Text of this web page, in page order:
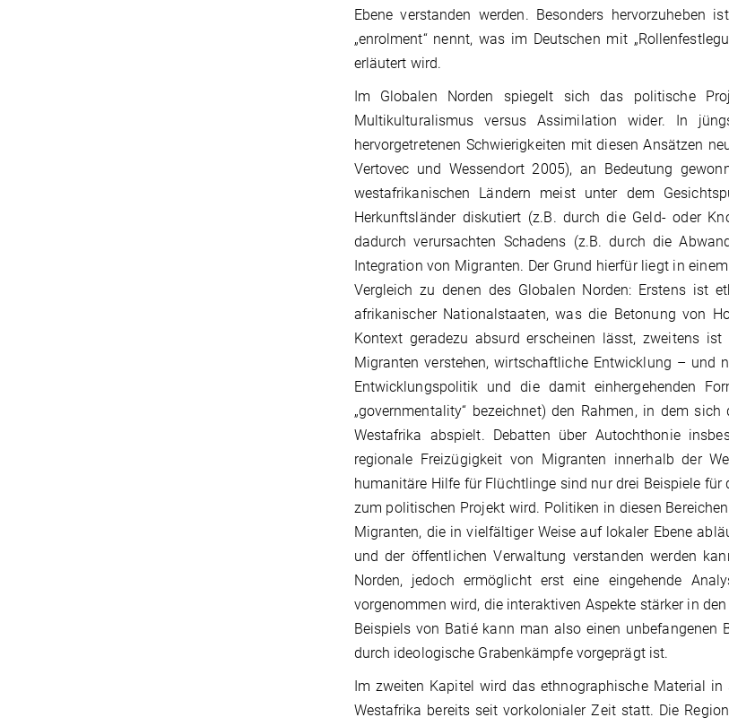
Ebene verstanden werden. Besonders hervorzuheben
„enrolment“ nennt, was im Deutschen mit
erläutert wird.
Im Globalen Norden spiegelt sich das politische
Multikulturalismus versus Assimilation wider. In
hervorgetretenen Schwierigkeiten mit diesen Ansätzen
Vertovec und Wessendort 2005), an Bedeutung
westafrikanischen Ländern meist unter dem
Herkunftsländer diskutiert (z.B. durch die Geld- oder
dadurch verursachten Schadens (z.B. durch die
Integration von Migranten. Der Grund hierfür liegt in
Vergleich zu denen des Globalen Norden: Erstens ist
afrikanischer Nationalstaaten, was die Betonung von
Kontext geradezu absurd erscheinen lässt, zweitens
Migranten verstehen, wirtschaftliche Entwicklung – und
Entwicklungspolitik und die damit einhergehenden
„governmentality“ bezeichnet) den Rahmen, in dem
Westafrika abspielt. Debatten über Autochthonie
regionale Freizügigkeit von Migranten innerhalb der
humanitäre Hilfe für Flüchtlinge sind nur drei Beispiele
zum politischen Projekt wird. Politiken in diesen
Migranten, die in vielfältiger Weise auf lokaler Ebene
und der öffentlichen Verwaltung verstanden werden
Norden, jedoch ermöglicht erst eine eingehende
vorgenommen wird, die interaktiven Aspekte stärker in
Beispiels von Batié kann man also einen
durch ideologische Grabenkämpfe vorgeprägt ist.
Im zweiten Kapitel wird das ethnographische Material
Westafrika bereits seit vorkolonialer Zeit statt. Die